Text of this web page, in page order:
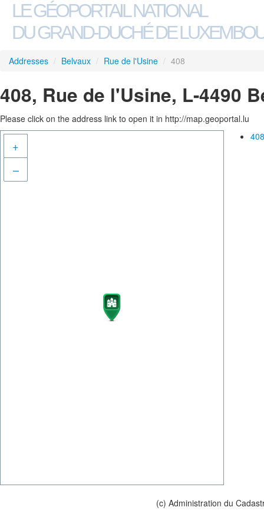
LE GÉOPORTAIL NATIONAL
DU GRAND-DUCHÉ DE
Addresses / Belvaux / Rue de l'Usine / 408
408, Rue de l'Usine, L-4490
Please click on the address link to open it in http://map.geoportal.lu
+
–
(c) Administration du